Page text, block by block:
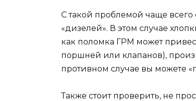
С такой проблемой чаще всего
«дизелей». В этом случае
как поломка ГРМ может
поршней или клапанов),
противном случае вы можете
Также стоит проверить, не